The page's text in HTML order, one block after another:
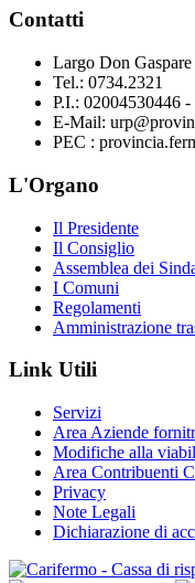
Contatti
Largo Don
Tel.: 0734.2321
P.I.: 02004530446
E-Mail:
PEC :
L'Organo
Il Presidente
Il Consiglio
Assemblea dei
I Comuni
Regolamenti
Amministrazione
Link Utili
Servizi
Area Aziende
Modifiche alla
Area Contribuenti
Privacy
Note Legali
Dichiarazione di